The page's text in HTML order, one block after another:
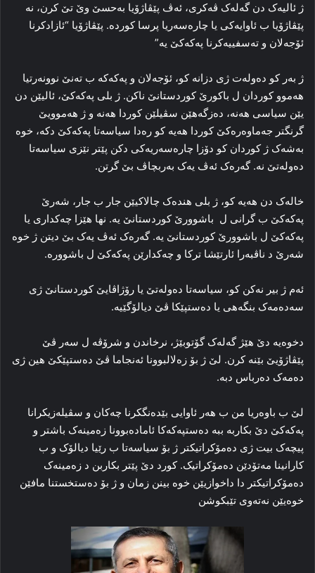
ژ ئالیەک دن گەلەک ڤەکری، ئەڤ پێڤاژۆیا بەحسێ وێ تێ کرن، نە
پێڤاژۆیا ب ئاوایەکی یا چارەسەریا پرسا کوردە. پێڤاژۆیا “ئازادکرنا
ئۆجەلان و تەسفییەکرنا پەکەکێ یە”
ژ بەر کو دەولەت ژی دزانە کو، ئۆجەلان و پەکەکە ب تەنێ نوونەرتیا
ھەموو کوردان ل باکورێ کوردستانێ ناکن. ژ بلی پەکەکێ، ئالیێن دن
یێن سیاسی ھەنە، دەزگەھێن سڤیلێن کوردا ھەنە و ژ ھەموویێ
گرنگتر جەماوەرەکێ کوردا ھەیە کو رەدا سیاسەتا پەکەکێ دکە، خوە
بەشەک ژ کوردان کو دۆزا چارەسەریەکی دکن پێتر نێزی سیاسەتا
دەولەتێ نە. گەرەک ئەڤ یەک بەربچاڤ بێ گرتن.
خالەک دن ھەیە کو، ژ بلی ھندەک چالاکیێن جار ب جار، شەرێ
پەکەکێ ب گرانی ل باشوورێ کوردستانێ یە. نھا ھێزا چەکداری یا
پەکەکێ ل باشوورێ کوردستانێ یە. گەرەک ئەڤ یەک بێ دیتن ژ خوە
شەرێ د ناڤبەرا ئارتێشا ترکا و چەکدارێن پەکەکێ ل باشوورە.
ئەم ژ بیر نەکن کو، سیاسەتا دەولەتێ یا رۆژاڤایێ کوردستانێ ژی
سەدەمەک بنگەھی یا دەستپێکا ڤێ دیالۆگێیە.
دخوەیە دێ ھێژ گەلەک گۆتوبێژ، نرخاندن و شرۆڤە ل سەر ڤێ
پێڤاژۆیێ بێنە کرن. لێ ژ بۆ زەلالبوونا ئەنجاما ڤێ دەستپێکێ ھین ژی
دەمەک دەرباس دبە.
لێ ب باوەریا من ب ھەر ئاوایی بێدەنگکرنا چەکان و سڤیلەزیکرانا
پەکەکێ دێ بکاربە ببە دەستپەکەکا ئامادەبوونا زەمینەک باشتر و
پیچەک بیت ژی دەمۆکراتیکتر ژ بۆ سیاسەتا ب رێیا دیالۆک و ب
کارانینا مەتۆدێن دەمۆکراتیک. کورد دێ پێتر بکاربن د زەمینەک
دەمۆکراتیکتر دا داخوازیێن خوە بینن زمان و ژ بۆ دەستخستنا مافێن
خوەیێن نەتەوی تێبکوشن